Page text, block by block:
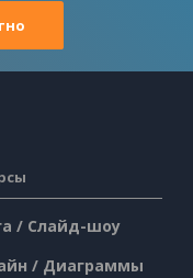
/ Слайд-шоу
/ Диаграммы